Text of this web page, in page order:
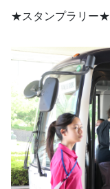
★スタンプラリー★